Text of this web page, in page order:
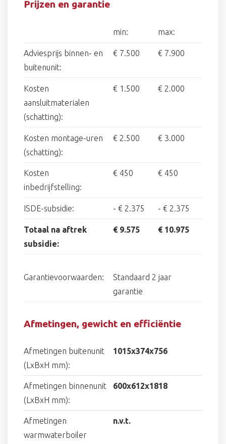
Prijzen en garantie
min: max:
Adviesprijs binnen- en
buitenunit:
€ 7.500 € 7.900
Kosten
aansluitmaterialen
(schatting):
€ 1.500 € 2.000
Kosten montage-uren
(schatting):
€ 2.500 € 3.000
Kosten
inbedrijfstelling:
€ 450 € 450
ISDE-subsidie: - € 2.375 - € 2.375
Totaal na aftrek
subsidie:
€ 9.575 € 10.975
Garantievoorwaarden:
Standaard 2 jaar
garantie
Afmetingen, gewicht en efficiëntie
Afmetingen buitenunit
(LxBxH mm):
1015x374x756
Afmetingen binnenunit
(LxBxH mm):
600x612x1818
Afmetingen
warmwaterboiler
n.v.t.